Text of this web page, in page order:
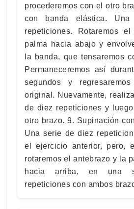
procederemos con el otro
con banda elástica.
repeticiones. Rotaremos
palma hacia abajo y
la banda, que tensaremos
Permaneceremos así
segundos y
original. Nuevamente,
de diez repeticiones y luego
otro brazo. 9. Supinación
Una serie de diez
el ejercicio anterior, pero,
rotaremos el antebrazo y la
hacia arriba, en una
repeticiones con ambos